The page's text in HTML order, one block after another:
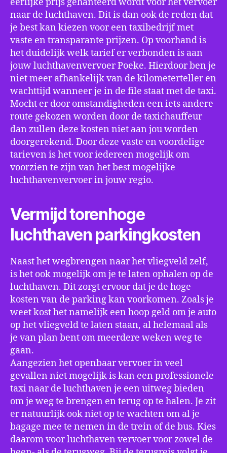
naar de luchthaven. Dit is dan ook de reden dat
je best kan kiezen voor een taxibedrijf met
vaste en transparante prijzen. Op voorhand is
het duidelijk welk tarief er verbonden is aan
jouw luchthavenvervoer Poeke. Hierdoor ben je
niet meer afhankelijk van de kilometerteller en
wachttijd wanneer je in de file staat met de taxi.
Mocht er door omstandigheden een iets andere
route gekozen worden door de taxichauffeur
dan zullen deze kosten niet aan jou worden
doorgerekend. Door deze vaste en voordelige
tarieven is het voor iedereen mogelijk om
voorzien te zijn van het best mogelijke
luchthavenvervoer in jouw regio.
Vermijd torenhoge
luchthaven parkingkosten
Naast het wegbrengen naar het vliegveld zelf,
is het ook mogelijk om je te laten ophalen op de
luchthaven. Dit zorgt ervoor dat je de hoge
kosten van de parking kan voorkomen. Zoals je
weet kost het namelijk een hoop geld om je auto
op het vliegveld te laten staan, al helemaal als
je van plan bent om meerdere weken weg te
gaan.
Aangezien het openbaar vervoer in veel
gevallen niet mogelijk is kan een professionele
taxi naar de luchthaven je een uitweg bieden
om je weg te brengen en terug op te halen. Je zit
er natuurlijk ook niet op te wachten om al je
bagage mee te nemen in de trein of de bus. Kies
daarom voor luchthaven vervoer voor zowel de